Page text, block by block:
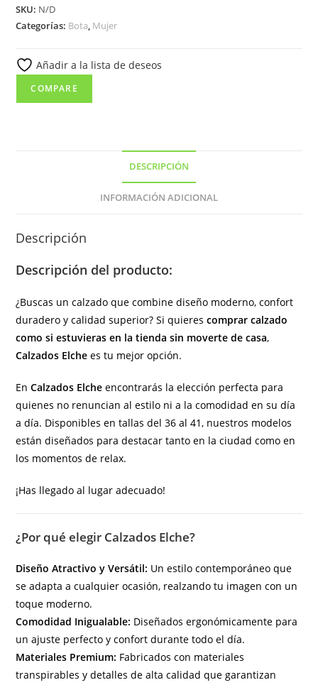
señora
plano
cremallera
lateral
de
SKU: N/D
Categorías: Bota, Mujer
Añadir a la lista de deseos
COMPARE
DESCRIPCIÓN
INFORMACIÓN ADICIONAL
Descripción
Descripción del producto:
¿Buscas un calzado que combine diseño moderno, confort
duradero y calidad superior? Si quierescomprar calzado
como si estuvieras en la tienda sin moverte de casa,
Calzados Elche es tu mejor opción.
EnCalzados Elche encontrarás la elección perfecta para
quienes no renuncian al estilo ni a la comodidad en su día
a día. Disponibles en tallas del 36 al 41, nuestros modelos
están diseñados para destacar tanto en la ciudad como en
los momentos de relax.
¡Has llegado al lugar adecuado!
¿Por qué elegir Calzados Elche?
Diseño Atractivo y Versátil: Un estilo contemporáneo que
se adapta a cualquier ocasión, realzando tu imagen con un
toque moderno.
Comodidad Inigualable: Diseñados ergonómicamente para
un ajuste perfecto y confort durante todo el día.
Materiales Premium: Fabricados con materiales
transpirables y detalles de alta calidad que garantizan